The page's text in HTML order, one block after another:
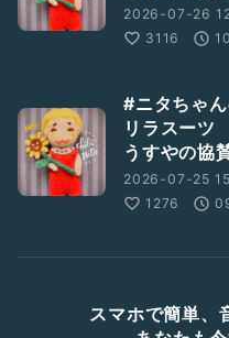
2026-07-26
3116
#ニタちゃ
リラスー
うすやの協
2026-07-25
1276
スマホで簡単、